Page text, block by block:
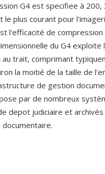
G4 est specifiee à 200,
plus courant pour
l'efficacité de
du G4
trait, comprimant
la moitié de la taille de
de gestion
par de nombreux
depot judiciaire et